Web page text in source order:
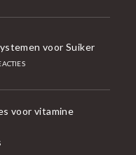
voor Suiker
voor vitamine